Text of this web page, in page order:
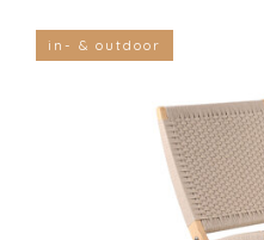
in- & outdoor